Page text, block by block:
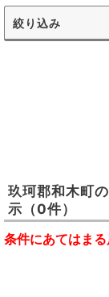
絞り込み
玖珂郡和木町の
示 （0件）
条件にあてはまる